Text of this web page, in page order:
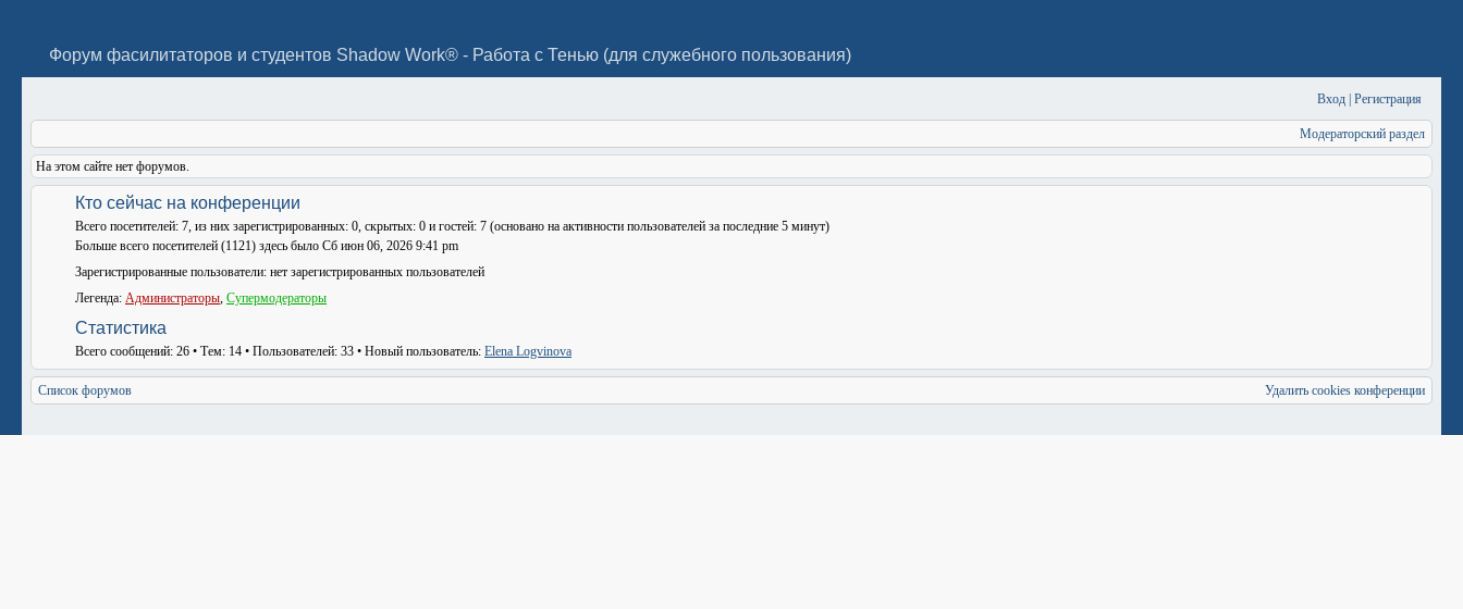
Форум фасилитаторов и студентов Shadow Work® - Работа с Тенью (для служебного пользования)
Вход Регистрация
Модераторский раздел
На этом сайте нет форумов.
Кто сейчас на конференции
Всего посетителей: 7, из них зарегистрированных: 0, скрытых: 0 и гостей: 7 (основано на активности пользователей за последние 5 минут)
Больше всего посетителей (1121) здесь было Сб июн 06, 2026 9:41 pm
Зарегистрированные пользователи: нет зарегистрированных пользователей
Легенда: Администраторы, Супермодераторы
Статистика
Всего сообщений: 26 • Тем: 14 • Пользователей: 33 • Новый пользователь: Elena Logvinova
Список форумов Удалить cookies конференции